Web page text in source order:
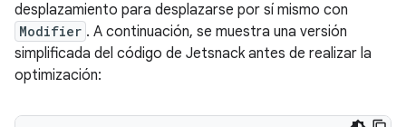
desplazamiento para desplazarse por sí mismo con
Modifier . A continuación, se muestra una versión
simplificada del código de Jetsnack antes de realizar la
optimización: